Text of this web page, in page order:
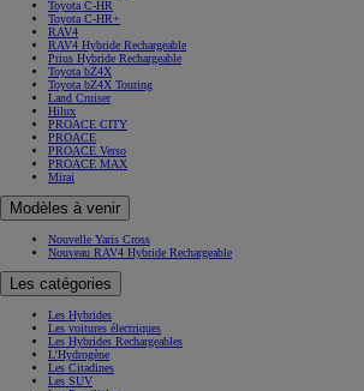
Toyota C-HR
Toyota C-HR+
RAV4
RAV4 Hybride Rechargeable
Prius Hybride Rechargeable
Toyota bZ4X
Toyota bZ4X Touring
Land Cruiser
Hilux
PROACE CITY
PROACE
PROACE Verso
PROACE MAX
Mirai
Modèles à venir
Nouvelle Yaris Cross
Nouveau RAV4 Hybride Rechargeable
Les catégories
Les Hybrides
Les voitures électriques
Les Hybrides Rechargeables
L'Hydrogène
Les Citadines
Les SUV